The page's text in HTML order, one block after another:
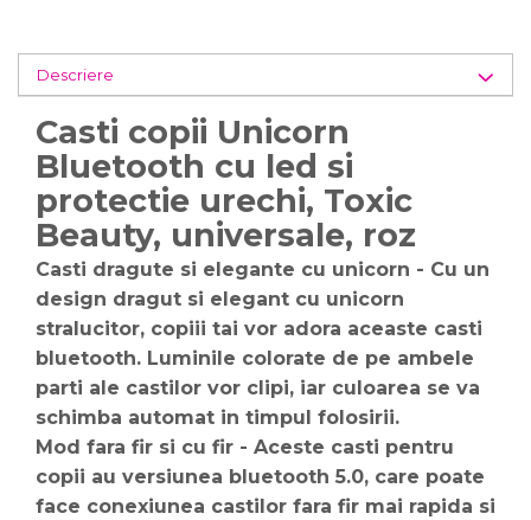
Descriere
Casti copii Unicorn
Bluetooth cu led si
protectie urechi, Toxic
Beauty, universale, roz
Casti dragute si elegante cu unicorn - Cu un
design dragut si elegant cu unicorn
stralucitor, copiii tai vor adora aceaste casti
bluetooth. Luminile colorate de pe ambele
parti ale castilor vor clipi, iar culoarea se va
schimba automat in timpul folosirii.
Mod fara fir si cu fir - Aceste casti pentru
copii au versiunea bluetooth 5.0, care poate
face conexiunea castilor fara fir mai rapida si